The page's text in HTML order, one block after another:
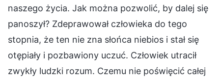
naszego życia. Jak można pozwolić, by dalej się
panoszył? Zdeprawował człowieka do tego
stopnia, że ten nie zna słońca niebios i stał się
otępiały i pozbawiony uczuć. Człowiek utracił
zwykły ludzki rozum. Czemu nie poświęcić całej